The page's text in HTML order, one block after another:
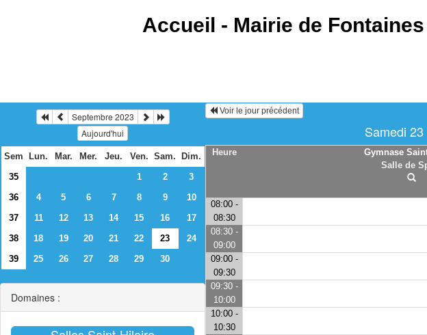
Accueil - Mairie de Fontaines
Septembre 2023
Aujourd'hui
Sem Lun. Mar. Mer. Jeu. Ven. Sam. Dim.
35
1 2
3
36
4 5 6 7 8 9
10
37
11 12 13 14 15 16
17
38
18 19 20 21 22 23
24
39
25 26 27 28 29 30
Domaines :
Voir le jour précédent
Samedi
Heure
Gymnase
Salle de
08:00 -
08:30
08:30 -
09:00
09:00 -
09:30
09:30 -
10:00
10:00 -
10:30